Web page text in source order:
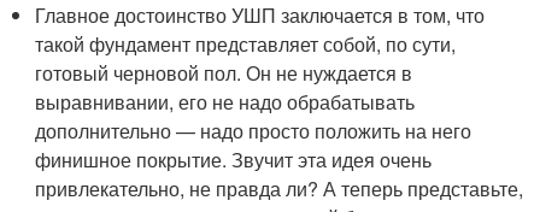
Главное достоинство УШП заключается в том, что
такой фундамент представляет собой, по сути,
готовый черновой пол. Он не нуждается в
выравнивании, его не надо обрабатывать
дополнительно — надо просто положить на него
финишное покрытие. Звучит эта идея очень
привлекательно, не правда ли? А теперь представьте,